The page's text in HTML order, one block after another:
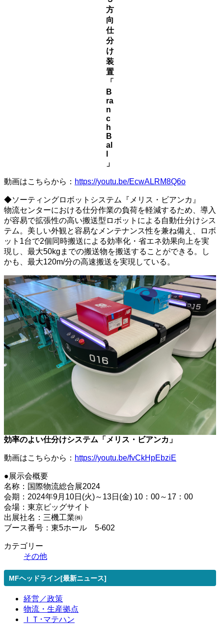
方
向
仕
分
け
装
置
「
B
ra
n
c
h
B
al
」
動画はこちらから： https://youtu.be/EcwALRM8Q6o
◆ソーティングロボットシステム『メリス・ビアンカ』
物流センターにおける仕分作業の負荷を軽減するため、導入
が容易で拡張性の高い搬送型ロボットによる自動仕分けシス
テム。美しい外観と容易なメンテナンス性を兼ね備え、ロボ
ット1台で2個同時搬送による効率化・省エネ効果向上を実
現し、最大50kgまでの搬送物を搬送することができる。し
かも、最大120m/分の高速搬送を実現している。
効率のよい仕分けシステム「メリス・ビアンカ」
動画はこちらから： https://youtu.be/fvCkHpEbziE
●展示会概要
名称：国際物流総合展2024
会期：2024年9月10日(火)～13日(金) 10：00～17：00
会場：東京ビッグサイト
出展社名：三機工業㈱
ブース番号：東5ホール 5-602
カテゴリー
その他
MFヘッドライン[最新ニュース]
経営／政策
物流・生産拠点
ＩＴ･マテハン